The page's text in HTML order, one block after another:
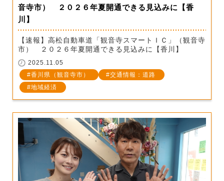
音寺市） ２０２６年夏開通できる見込みに【香
川】
【速報】高松自動車道「観音寺スマートＩＣ」（観音寺
市） ２０２６年夏開通できる見込みに【香川】
2025.11.05
香川県（観音寺市）
交通情報：道路
地域経済